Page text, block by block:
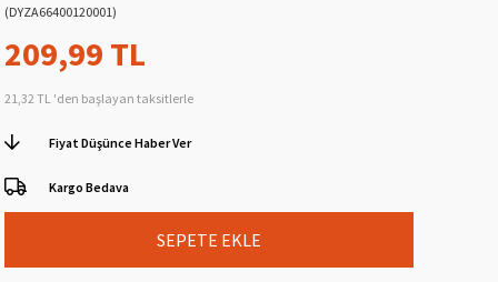
(DYZA66400120001)
209,99 TL
21,32 TL 'den başlayan taksitlerle
Fiyat Düşünce Haber Ver
Kargo Bedava